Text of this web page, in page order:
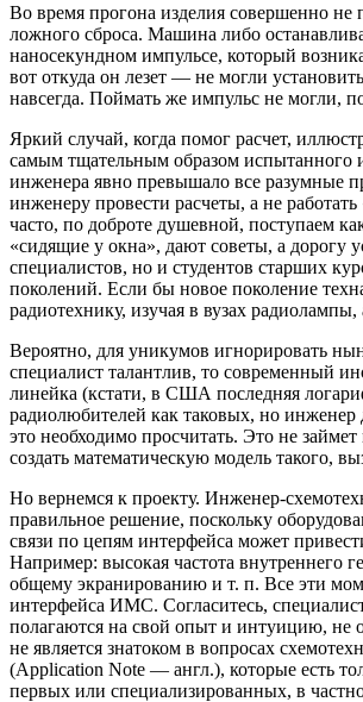
Во время прогона изделия совершенно не
ложного сброса. Машина либо
наносекундном импульсе, который
вот откуда он лезет — не могли
навсегда. Поймать же импульс не могли,
Яркий случай, когда помог расчет,
самым тщательным образом испытанного
инженера явно превышало все разумные
инженеру провести расчеты, а не
часто, по доброте душевной, поступаем
«сидящие у окна», дают советы, а дорогу
специалистов, но и студентов старших
поколений. Если бы новое поколение
радиотехнику, изучая в вузах
Вероятно, для уникумов игнорировать
специалист талантлив, то современный
линейка (кстати, в США последняя
радиолюбителей как таковых, но
это необходимо просчитать. Это не
создать математическую модель такого,
Но вернемся к проекту. Инженер-
правильное решение, поскольку
связи по цепям интерфейса может
Например: высокая частота внутреннего
общему экранированию и т. п. Все эти
интерфейса ИМС. Согласитесь,
полагаются на свой опыт и интуицию, не
не является знатоком в вопросах
(Application Note — англ.), которые есть
первых или специализированных, в